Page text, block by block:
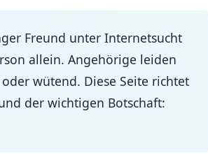
Freund unter Internetsucht
allein. Angehörige leiden
wütend. Diese Seite richtet
der wichtigen Botschaft: